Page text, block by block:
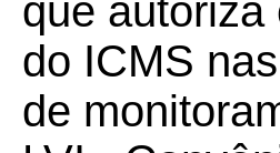
que
do ICMS
de